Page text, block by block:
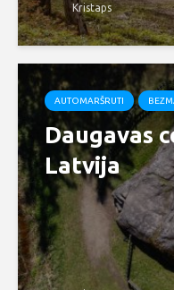
Kristaps
AUTOMARŠRUTI
Daugavas
Latvija